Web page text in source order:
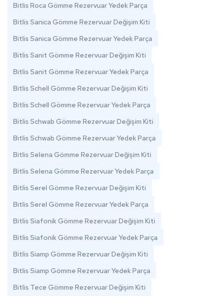
Bitlis Roca Gömme Rezervuar Yedek Parça
Bitlis Sanica Gömme Rezervuar Değişim Kiti
Bitlis Sanica Gömme Rezervuar Yedek Parça
Bitlis Sanit Gömme Rezervuar Değişim Kiti
Bitlis Sanit Gömme Rezervuar Yedek Parça
Bitlis Schell Gömme Rezervuar Değişim Kiti
Bitlis Schell Gömme Rezervuar Yedek Parça
Bitlis Schwab Gömme Rezervuar Değişim Kiti
Bitlis Schwab Gömme Rezervuar Yedek Parça
Bitlis Selena Gömme Rezervuar Değişim Kiti
Bitlis Selena Gömme Rezervuar Yedek Parça
Bitlis Serel Gömme Rezervuar Değişim Kiti
Bitlis Serel Gömme Rezervuar Yedek Parça
Bitlis Siafonik Gömme Rezervuar Değişim Kiti
Bitlis Siafonik Gömme Rezervuar Yedek Parça
Bitlis Siamp Gömme Rezervuar Değişim Kiti
Bitlis Siamp Gömme Rezervuar Yedek Parça
Bitlis Tece Gömme Rezervuar Değişim Kiti